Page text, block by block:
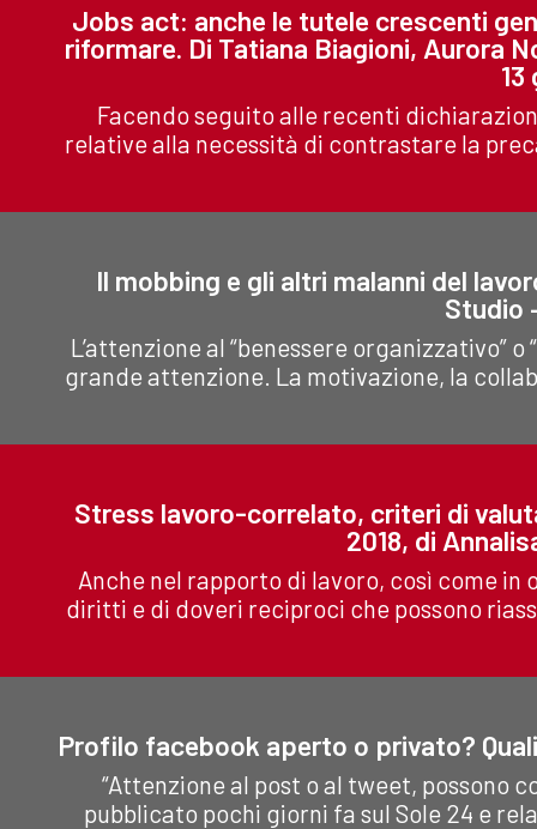
Jobs act: anche le tutele crescenti
riformare. Di Tatiana Biagioni, Aurora
13
Facendo seguito alle recenti
relative alla necessità di contrastare la
Il mobbing e gli altri malanni del
Studio
L’attenzione aI “benessere organizzativo”
grande attenzione. La motivazione, la
Stress lavoro-correlato, criteri di
2018, di
Anche nel rapporto di lavoro, così come
diritti e di doveri reciproci che possono
Profilo facebook aperto o privato?
“Attenzione al post o al tweet, possono
pubblicato pochi giorni fa sul Sole 24 e